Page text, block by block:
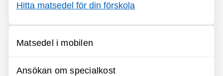
Hitta matsedel för din förskola
Matsedel i mobilen
Ansökan om specialkost